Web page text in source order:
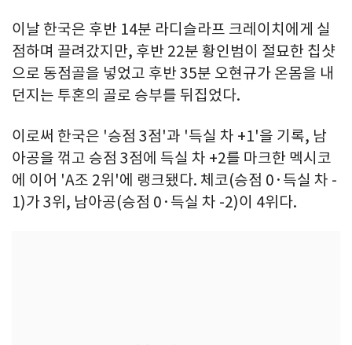
이날 한국은 후반 14분 라디슬라프 크레이치에게 실
점하며 끌려갔지만, 후반 22분 황인범이 절묘한 칩샷
으로 동점골을 넣었고 후반 35분 오현규가 온몸을 내
던지는 투혼의 골로 승부를 뒤집었다.
이로써 한국은 '승점 3점'과 '득실 차 +1'을 기록, 남
아공을 꺾고 승점 3점에 득실 차 +2를 마크한 멕시코
에 이어 'A조 2위'에 랭크됐다. 체코(승점 0·득실 차 -
1)가 3위, 남아공(승점 0·득실 차 -2)이 4위다.